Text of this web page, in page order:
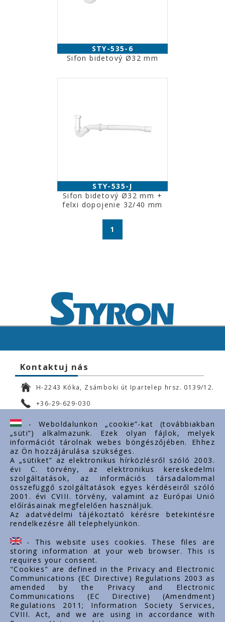
STY-535-6
Sifon bidetový Ø32 mm
STY-535-J
Sifon bidetový Ø32 mm +
felxi dopojenie 32/40 mm
1
Kontaktuj nás
H-2243 Kóka, Zsámboki út Ipartelep hrsz. 0139/12.
+36-29-629-030
ertekesites@styron.hu
export@styron.hu
www.styron.hu
Doležité linky
O nás
Dokumenty
Kontakt
Kariéra
- Weboldalunkon „cookie”-kat (továbbiakban
„süti”) alkalmazunk. Ezek olyan fájlok, melyek
információt tárolnak webes böngészőjében. Ehhez
az Ön hozzájárulása szükséges.
A „sütiket” az elektronikus hírközlésről szóló 2003.
évi C. törvény, az elektronikus kereskedelmi
szolgáltatások, az információs társadalommal
összefüggő szolgáltatások egyes kérdéseiről szóló
2001. évi CVIII. törvény, valamint az Európai Unió
előírásainak megfelelően használjuk.
Az adatvédelmi tájékoztató kérésre betekintésre
rendelkezésre áll telephelyünkön.
- This website uses cookies. These files are
storing information at your web browser. This is
requires your consent.
"Cookies" are defined in the Privacy and Electronic
Communications (EC Directive) Regulations 2003 as
amended by the Privacy and Electronic
Communications (EC Directive) (Amendment)
Regulations 2011; Information Society Services,
CVIII. Act, and we are using in accordance with